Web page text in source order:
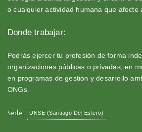
o cualquier actividad humana que afecte
Donde trabajar:
Podrás ejercer tu profesión de forma
organizaciones públicas o privadas, en
en programas de gestión y desarrollo
ONGs.
Sede UNSE (Santiago Del Estero)